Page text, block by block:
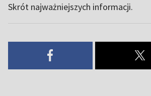
Skrót najważniejszych informacji.